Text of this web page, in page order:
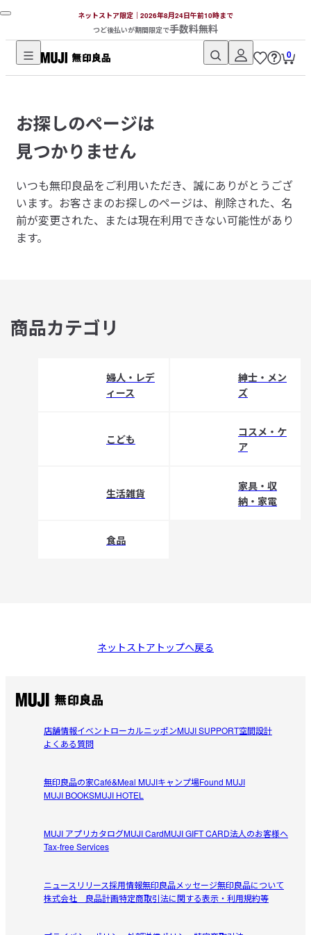
ネットストア限定｜2026年8月24日午前10時まで
つど後払いが期間限定で手数料無料
無
品
ネ
ッ
ト
ス
ト
ア
0
お探しのページは
見つかりません
いつも無印良品をご利用いただき、誠にありがとうござ
います。 お客さまのお探しのページは、削除された、名
前が変更された、または現在利用できない可能性があり
ます。
商品カテゴリ
婦人・レデ
ィース
紳士・メン
ズ
こども
コスメ・ケ
ア
生活雑貨
家具・収
納・家電
食品
ネットストアトップへ戻る
店舗情報イベントローカルニッポンMUJI SUPPORT空間設計
よくある質問
無印良品の家Café&Meal MUJIキャンプ場Found MUJI
MUJI BOOKSMUJI HOTEL
MUJI アプリカタログMUJI CardMUJI GIFT CARD法人のお客様へ
Tax-free Services
ニュースリリース採用情報無印良品メッセージ無印良品について
株式会社 良品計画特定商取引法に関する表示・利用規約等